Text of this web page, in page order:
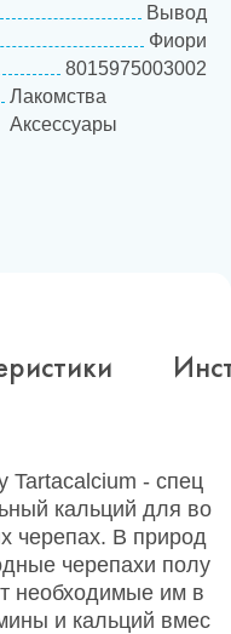
Вывод
Фиори
8015975003002
Лакомства
Аксессуары
Tartacalcium - спец
кальций для во
черепах. В природ
черепахи полу
необходимые им в
и кальций вмес